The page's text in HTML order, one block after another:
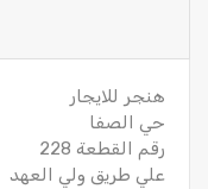
هنجر للايجار
حي الصفا
رقم القطعة 228
علي طريق ولي العهد